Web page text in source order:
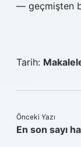
— geçmişten
Tarih:
Önceki Yazı
En son sayı